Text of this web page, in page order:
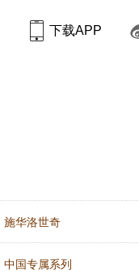
下载APP
施华洛世奇
中国专属系列